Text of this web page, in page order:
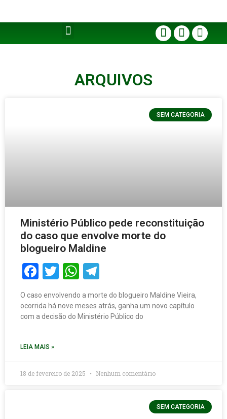
ARQUIVOS
SEM CATEGORIA
Ministério Público pede reconstituição
do caso que envolve morte do
blogueiro Maldine
Facebook
TwitterWhatsApp
O caso envolvendo a morte do blogueiro Maldine Vieira,
ocorrida há nove meses atrás, ganha um novo capítulo
com a decisão do Ministério Público do
LEIA MAIS »
18 de fevereiro de 2025 Nenhum comentário
SEM CATEGORIA